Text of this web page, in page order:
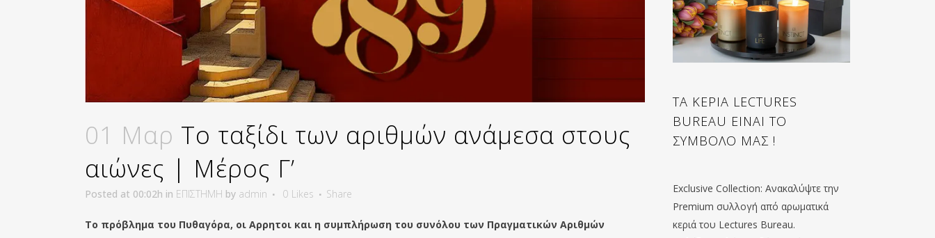
01 Μαρ Το ταξίδι των αριθμών ανάμεσα στους
αιώνες | Μέρος Γ’
Posted at 00:02h in ΕΠΙΣΤΗΜΗ by admin 0 Likes Share
Το πρόβλημα του Πυθαγόρα, οι Αρρητοι και η συμπλήρωση του συνόλου των Πραγματικών Αριθμών
ΤΑ ΚΕΡΙΑ LECTURES
BUREAU ΕΙΝΑΙ ΤΟ
ΣΥΜΒΟΛΟ ΜΑΣ !
Exclusive Collection: Ανακαλύψτε την
Premium συλλογή από αρωματικά
κεριά του Lectures Bureau.